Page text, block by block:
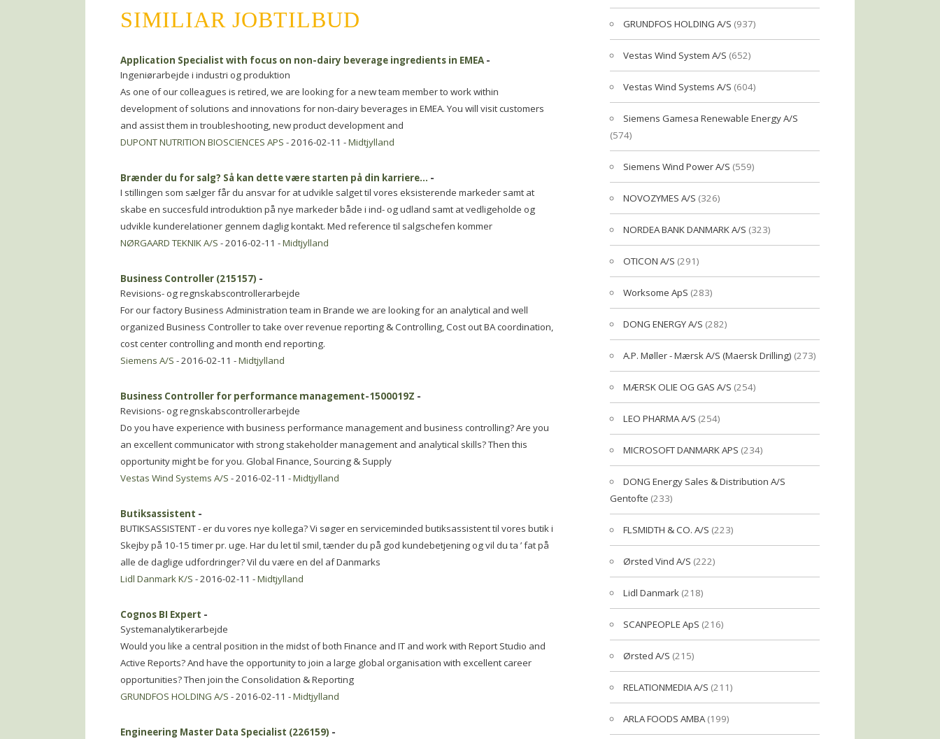
SIMILIAR JOBTILBUD
Application Specialist with focus on non-dairy beverage ingredients in EMEA -
Ingeniørarbejde i industri og produktion
As one of our colleagues is retired, we are looking for a new team member to work within
development of solutions and innovations for non-dairy beverages in EMEA. You will visit customers
and assist them in troubleshooting, new product development and
DUPONT NUTRITION BIOSCIENCES APS - 2016-02-11 -Midtjylland
Brænder du for salg? Så kan dette være starten på din karriere… -
I stillingen som sælger får du ansvar for at udvikle salget til vores eksisterende markeder samt at
skabe en succesfuld introduktion på nye markeder både i ind- og udland samt at vedligeholde og
udvikle kunderelationer gennem daglig kontakt. Med reference til salgschefen kommer
NØRGAARD TEKNIK A/S - 2016-02-11 -Midtjylland
Business Controller (215157) -
Revisions- og regnskabscontrollerarbejde
For our factory Business Administration team in Brande we are looking for an analytical and well
organized Business Controller to take over revenue reporting & Controlling, Cost out BA coordination,
cost center controlling and month end reporting.
Siemens A/S - 2016-02-11 -Midtjylland
Business Controller for performance management-1500019Z -
Revisions- og regnskabscontrollerarbejde
Do you have experience with business performance management and business controlling? Are you
an excellent communicator with strong stakeholder management and analytical skills? Then this
opportunity might be for you. Global Finance, Sourcing & Supply
Vestas Wind Systems A/S - 2016-02-11 -Midtjylland
Butiksassistent -
BUTIKSASSISTENT - er du vores nye kollega? Vi søger en serviceminded butiksassistent til vores butik i
Skejby på 10-15 timer pr. uge. Har du let til smil, tænder du på god kundebetjening og vil du ta ’ fat på
alle de daglige udfordringer? Vil du være en del af Danmarks
Lidl Danmark K/S - 2016-02-11 -Midtjylland
Cognos BI Expert -
Systemanalytikerarbejde
Would you like a central position in the midst of both Finance and IT and work with Report Studio and
Active Reports? And have the opportunity to join a large global organisation with excellent career
opportunities? Then join the Consolidation & Reporting
GRUNDFOS HOLDING A/S - 2016-02-11 -Midtjylland
Engineering Master Data Specialist (226159) -
GRUNDFOS HOLDING A/S (937)
Vestas Wind System A/S (652)
Vestas Wind Systems A/S (604)
Siemens Gamesa Renewable Energy A/S
(574)
Siemens Wind Power A/S (559)
NOVOZYMES A/S (326)
NORDEA BANK DANMARK A/S (323)
OTICON A/S (291)
Worksome ApS (283)
DONG ENERGY A/S (282)
A.P. Møller - Mærsk A/S (Maersk Drilling) (273)
MÆRSK OLIE OG GAS A/S (254)
LEO PHARMA A/S (254)
MICROSOFT DANMARK APS (234)
DONG Energy Sales & Distribution A/S
Gentofte (233)
FLSMIDTH & CO. A/S (223)
Ørsted Vind A/S (222)
Lidl Danmark (218)
SCANPEOPLE ApS (216)
Ørsted A/S (215)
RELATIONMEDIA A/S (211)
ARLA FOODS AMBA(199)